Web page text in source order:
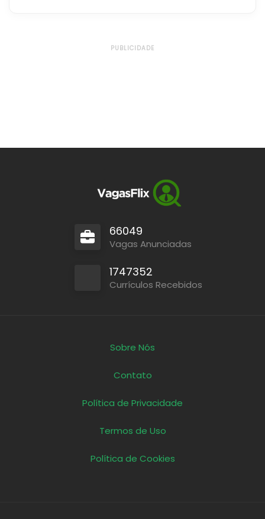
PUBLICIDADE
66049
Vagas Anunciadas
1747352
Currículos Recebidos
Sobre Nós
Contato
Política de Privacidade
Termos de Uso
Política de Cookies